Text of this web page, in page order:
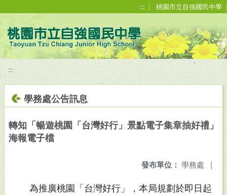
::: 桃園市立自強國民中學
:::
學務處公告訊息
轉知「暢遊桃園「台灣好行」景點電子集章抽好禮」
海報電子檔
發布單位： 學務處 |
為推廣桃園「台灣好行」，本局規劃於即日起